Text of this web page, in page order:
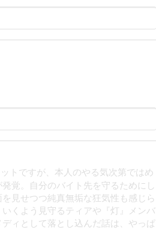
トですが、本人のやる気次第ではめ
覚。自分のバイト先を守るためにし
見せつつ純真無垢な狂気性も感じら
くよう見守るティアや『灯』メンバ
ィとして落とし込んだ話は、やっぱ